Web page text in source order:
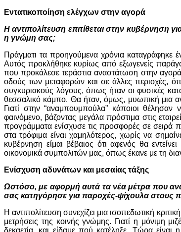
Εντατικοποίηση ελέγχων στην αγορά
Η αντιπολίτευση επιτίθεται στην κυβέρνηση
η γνώμη σας;
Πράγματι τα προηγούμενα χρόνια
Αυτός προκλήθηκε κυρίως από εξωγενείς
που προκάλεσε τεράστια αναστάτωση στην
οδούς των μεταφορών και σε άλλες περιοχές,
συγκυριακούς λόγους, όπως ήταν οι φυσικές
θεσσαλικό κάμπο. Θα ήταν, όμως, μυωπική μια
Γιατί στην “αναμπουμπούλα” κάποιοι
φαινόμενο, βάζοντας μεγάλα πρόστιμα στις
προγράμματα ενίσχυσε τις προσφορές σε
στα τρόφιμα είναι χαμηλότερος, χωρίς να
κυβέρνηση είμαι βέβαιος ότι αφενός θα
οικονομικά συμπολιτών μας, όπως έκανε με τη
Ενίσχυση αδυνάτων και μεσαίας τάξης
Ωστόσο, με αφορμή αυτά τα νέα μέτρα που
σας κατηγόρησε για παροχές-ψίχουλα στους
Η αντιπολίτευση συνεχίζει μια ισοπεδωτική
μετρήσεις της κοινής γνώμης. Γιατί η μόνιμη
δεκαετία, και είδαμε πού κατέληξε. Τώρα